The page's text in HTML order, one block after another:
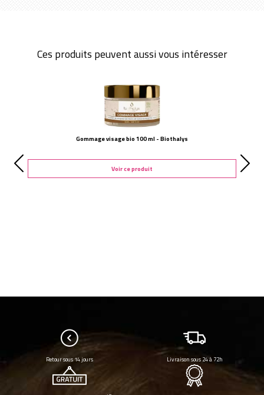
Ces produits peuvent aussi vous intéresser
Gommage visage bio 100 ml - Biothalys
Voir ce produit
Retour sous 14 jours Livraison sous 24 à 72h